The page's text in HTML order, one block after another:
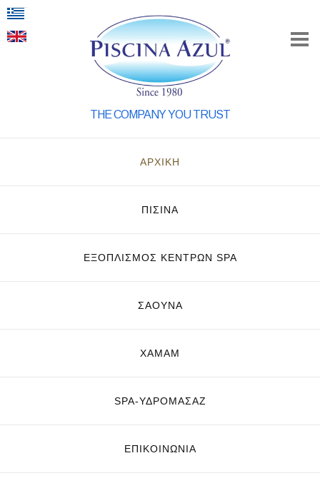
THE COMPANY YOU TRUST
ΑΡΧΙΚΗ
ΠΙΣΙΝΑ
ΕΞΟΠΛΙΣΜΌΣ ΚΈΝΤΡΩΝ SPA
ΣΑΟΥΝΑ
ΧΑΜΑΜ
SPA-ΥΔΡΟΜΑΣΆΖ
ΕΠΙΚΟΙΝΩΝΊΑ